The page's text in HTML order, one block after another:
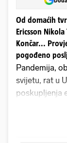
Od domaćih
Ericsson
Končar...
pogođeno
Pandemija,
svijetu, rat u
poskupljenja
koje posluju